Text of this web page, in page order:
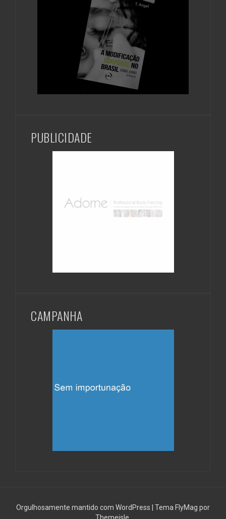
PUBLICIDADE
CAMPANHA
Orgulhosamente mantido com WordPress Tema FlyMag por